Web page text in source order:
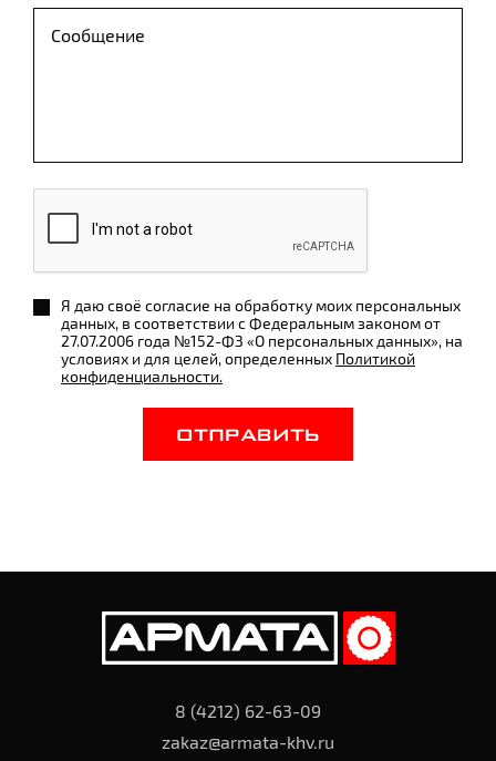
Я даю своё согласие на обработку моих персональных
данных, в соответствии с Федеральным законом от
27.07.2006 года №152-ФЗ «О персональных данных», на
условиях и для целей, определенных Политикой
конфиденциальности.
ОТПРАВИТЬ
8 (4212) 62-63-09
zakaz@armata-khv.ru